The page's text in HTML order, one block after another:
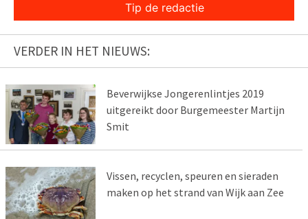
Tip de redactie
VERDER IN HET NIEUWS:
Beverwijkse Jongerenlintjes 2019
uitgereikt door Burgemeester Martijn
Smit
Vissen, recyclen, speuren en sieraden
maken op het strand van Wijk aan Zee